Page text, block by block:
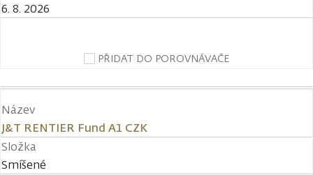
6. 8. 2026
PŘIDAT DO POROVNÁVAČE
Název
J&T RENTIER Fund A1 CZK
Složka
Smíšené